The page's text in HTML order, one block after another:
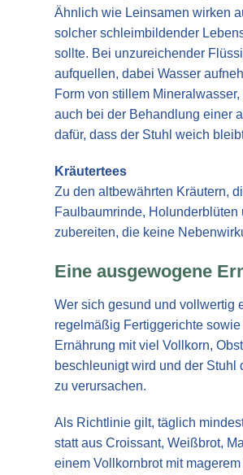
Ähnlich wie Leinsamen wirken
solcher schleimbildender
sollte. Bei unzureichender
aufquellen, dabei Wasser
Form von stillem
auch bei der Behandlung einer
dafür, dass der Stuhl weich
Kräutertees
Zu den altbewährten Kräutern,
Faulbaumrinde,
zubereiten, die keine
Eine ausgewogene
Wer sich gesund und vollwertig
regelmäßig Fertiggerichte
Ernährung mit viel Vollkorn,
beschleunigt wird und der
zu verursachen.
Als Richtlinie gilt, täglich
statt aus Croissant, Weißbrot,
einem Vollkornbrot mit